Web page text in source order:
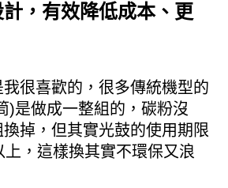
，有效降低成本、更
很喜歡的，很多傳統機型的
)是做成一整組的，碳粉沒
掉，但其實光鼓的使用期限
上，這樣換其實不環保又浪